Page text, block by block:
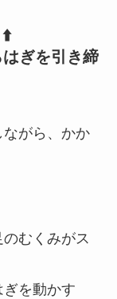
ぎを引き締
がら、かか
むくみがス
ぎを動かす